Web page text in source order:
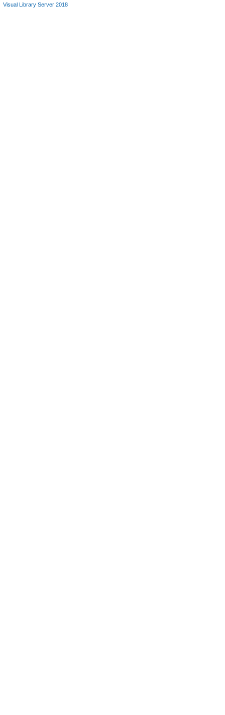
Visual Library Server 2018